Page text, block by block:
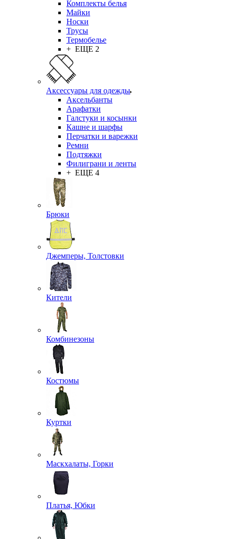
Комплекты белья
Майки
Носки
Трусы
Термобелье
+ ЕЩЕ 2
Аксессуары для одежды
Аксельбанты
Арафатки
Галстуки и косынки
Кашне и шарфы
Перчатки и варежки
Ремни
Подтяжки
Филиграни и ленты
+ ЕЩЕ 4
Брюки
Джемперы, Толстовки
Кители
Комбинезоны
Костюмы
Куртки
Маскхалаты, Горки
Платья, Юбки